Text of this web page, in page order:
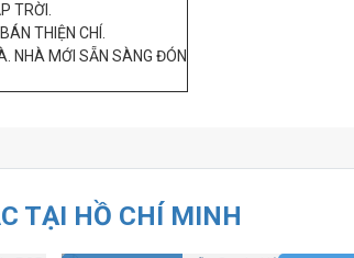
TRỜI.
THIỆN CHÍ.
NHÀ MỚI SẴN SÀNG ĐÓN
TẠI HỒ CHÍ MINH